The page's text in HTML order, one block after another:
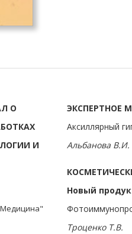
О
И
Медицина"
ЭКСПЕРТНОЕ
Аксиллярный
Альбанова В.И.
Новый
Троценко Т.В.